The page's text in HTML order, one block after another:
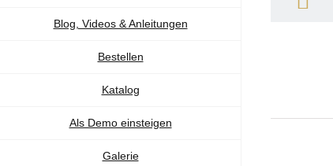
Blog, Videos & Anleitungen
Bestellen
Katalog
Als Demo einsteigen
Galerie